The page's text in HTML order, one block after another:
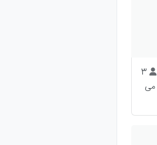
3
می